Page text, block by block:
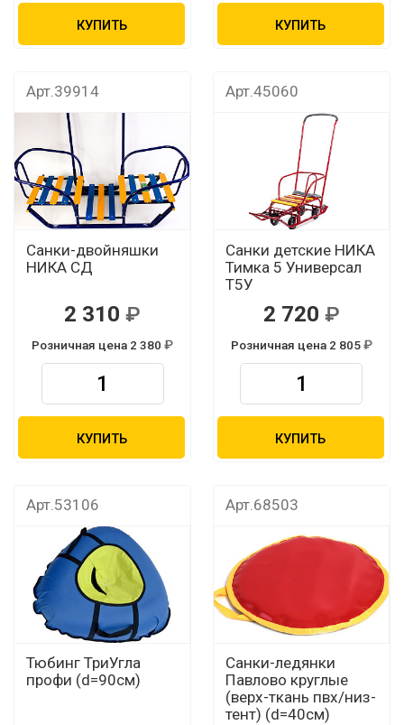
КУПИТЬ КУПИТЬ
Арт.39914
Санки-двойняшки
НИКА СД
2 310
Розничная цена 2 380
КУПИТЬ
Арт.45060
Санки детские НИКА
Тимка 5 Универсал
Т5У
2 720
Розничная цена 2 805
КУПИТЬ
Арт.53106
Тюбинг ТриУгла
профи (d=90см)
Арт.68503
Санки-ледянки
Павлово круглые
(верх-ткань пвх/низ-
тент) (d=40см)